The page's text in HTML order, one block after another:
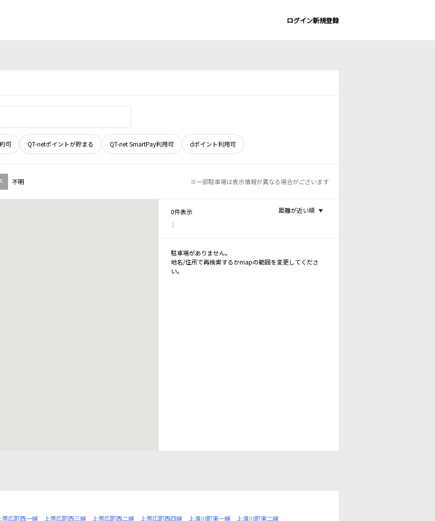
ログイン新規登録
可 QT-netポイントが貯まる QT-net SmartPay利用可 dポイント利用可
不明 ※一部駐車場は表示情報が異なる場合がございます
0件表示
1
距離が近い順
駐車場がありません。
地名/住所で再検索するかmapの範囲を変更してくださ
い。
帯広町西一線 上帯広町西三線 上帯広町西二線 上帯広町西四線 上清川町東一線
上清川町東二線